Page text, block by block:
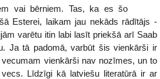
vai bērniem. Tas, ka es šo
Esterei, laikam jau nekāds rādītājs -
varētu itin labi lasīt priekšā arī Saab
Ja tā padomā, varbūt šis vienkārši ir
vienkārši nav nozīmes, un to
Līdzīgi kā latviešu literatūrā ir ar